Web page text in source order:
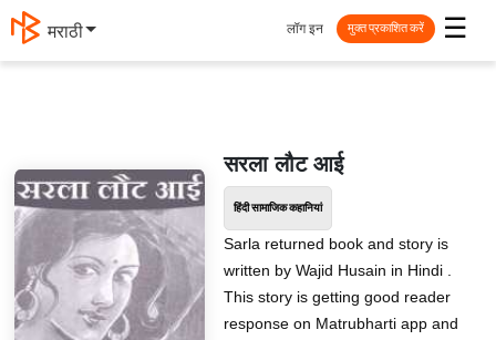
मराठी ☰
लॉग इन मुक्त प्रकाशित करें
सरला लौट आई
हिंदी सामाजिक कहानियां
Sarla returned book and story is
written by Wajid Husain in Hindi .
This story is getting good reader
response on Matrubharti app and